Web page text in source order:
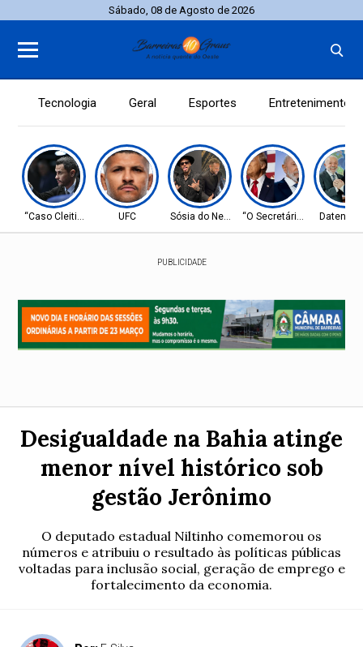
Sábado, 08 de Agosto de 2026
Tecnologia Geral Esportes Entretenimento
“Caso Cleitinho” UFC Sósia do Neymar“O Secretário” Datena
PUBLICIDADE
Desigualdade na Bahia atinge
menor nível histórico sob
gestão Jerônimo
O deputado estadual Niltinho comemorou os
números e atribuiu o resultado às políticas públicas
voltadas para inclusão social, geração de emprego e
fortalecimento da economia.